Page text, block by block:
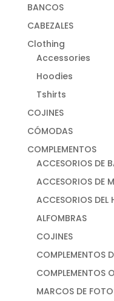
BANCOS
CABEZALES
Clothing
Accessories
Hoodies
Tshirts
COJINES
CÓMODAS
COMPLEMENTOS
ACCESORIOS DE
ACCESORIOS DE
ACCESORIOS DEL
ALFOMBRAS
COJINES
COMPLEMENTOS
COMPLEMENTOS
MARCOS DE